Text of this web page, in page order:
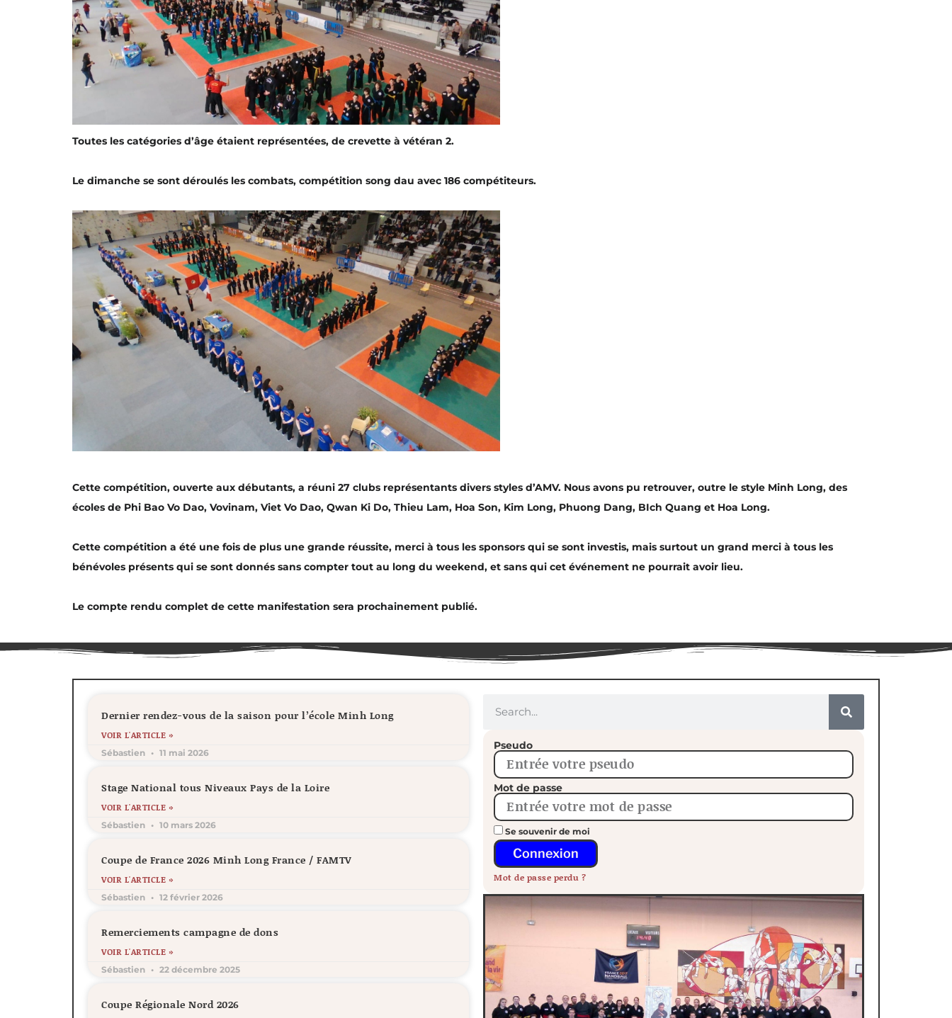
Toutes les catégories d’âge étaient représentées, de crevette à vétéran 2.
Le dimanche se sont déroulés les combats, compétition song dau avec 186 compétiteurs.
Cette compétition, ouverte aux débutants, a réuni 27 clubs représentants divers styles d’AMV. Nous avons pu retrouver, outre le style Minh Long, des
écoles de Phi Bao Vo Dao, Vovinam, Viet Vo Dao, Qwan Ki Do, Thieu Lam, Hoa Son, Kim Long, Phuong Dang, BIch Quang et Hoa Long.
Cette compétition a été une fois de plus une grande réussite, merci à tous les sponsors qui se sont investis, mais surtout un grand merci à tous les
bénévoles présents qui se sont donnés sans compter tout au long du weekend, et sans qui cet événement ne pourrait avoir lieu.
Le compte rendu complet de cette manifestation sera prochainement publié.
Dernier rendez-vous de la saison pour l’école Minh Long
VOIR L'ARTICLE »
Sébastien 11 mai 2026
Stage National tous Niveaux Pays de la Loire
VOIR L'ARTICLE »
Sébastien 10 mars 2026
Coupe de France 2026 Minh Long France / FAMTV
VOIR L'ARTICLE »
Sébastien 12 février 2026
Remerciements campagne de dons
VOIR L'ARTICLE »
Sébastien 22 décembre 2025
Coupe Régionale Nord 2026
Pseudo
Mot de passe
Se souvenir de moi
Connexion
Mot de passe perdu ?
Stage National Minh Long Tous Niveaux au Touquet - Mai 2019
Stage National Minh Long Tous Niveaux à Châtellerault - Octobre